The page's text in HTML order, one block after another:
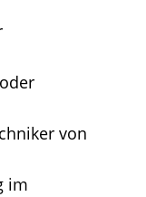
von
im